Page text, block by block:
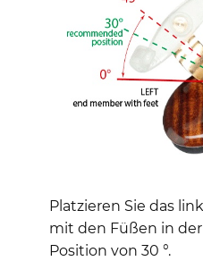
Platzieren Sie das
mit den Füßen in
Position von 30 °.